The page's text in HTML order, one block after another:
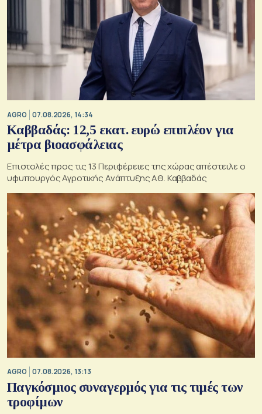
AGRO 07.08.2026, 14:34
Καββαδάς: 12,5 εκατ. ευρώ επιπλέον για
μέτρα βιοασφάλειας
Επιστολές προς τις 13 Περιφέρειες της χώρας απέστειλε ο
υφυπουργός Αγροτικής Ανάπτυξης Αθ. Καββαδάς
AGRO 07.08.2026, 13:13
Παγκόσμιος συναγερμός για τις τιμές των
τροφίμων